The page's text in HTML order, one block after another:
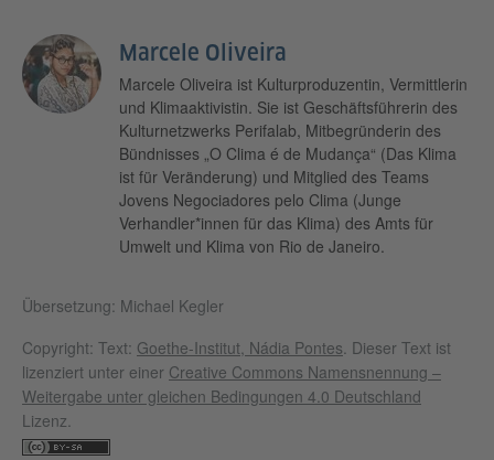
Marcele Oliveira
Marcele Oliveira ist Kulturproduzentin, Vermittlerin
und Klimaaktivistin. Sie ist Geschäftsführerin des
Kulturnetzwerks Perifalab, Mitbegründerin des
Bündnisses „O Clima é de Mudança“ (Das Klima
ist für Veränderung) und Mitglied des Teams
Jovens Negociadores pelo Clima (Junge
Verhandler*innen für das Klima) des Amts für
Umwelt und Klima von Rio de Janeiro.
Übersetzung: Michael Kegler
Copyright: Text: Goethe-Institut, Nádia Pontes. Dieser Text ist
lizenziert unter einer Creative Commons Namensnennung –
Weitergabe unter gleichen Bedingungen 4.0 Deutschland
Lizenz.